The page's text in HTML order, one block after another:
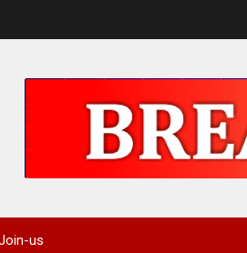
us